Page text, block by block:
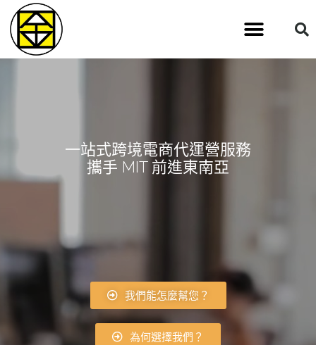
一站式跨境電商代運營服務
攜手 MIT 前進東南亞
我們能怎麼幫您？
為何選擇我們？